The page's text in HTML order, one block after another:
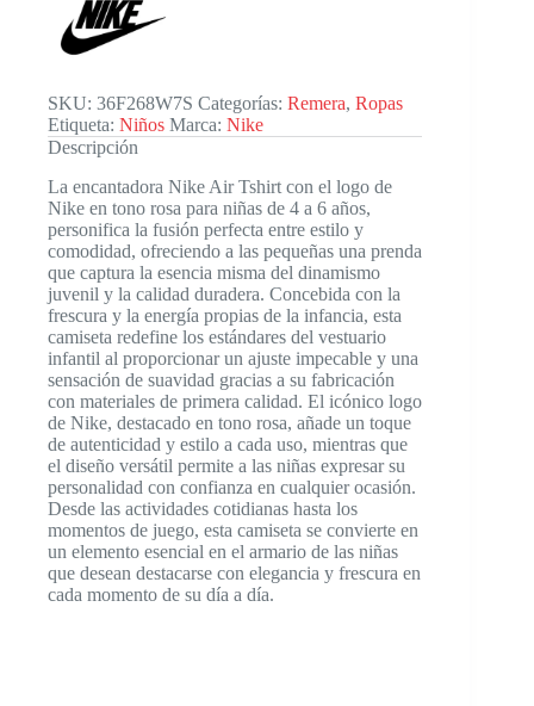
SKU: 36F268W7S Categorías: Remera, Ropas
Etiqueta: Niños Marca: Nike
Descripción
La encantadora Nike Air Tshirt con el logo de
Nike en tono rosa para niñas de 4 a 6 años,
personifica la fusión perfecta entre estilo y
comodidad, ofreciendo a las pequeñas una prenda
que captura la esencia misma del dinamismo
juvenil y la calidad duradera. Concebida con la
frescura y la energía propias de la infancia, esta
camiseta redefine los estándares del vestuario
infantil al proporcionar un ajuste impecable y una
sensación de suavidad gracias a su fabricación
con materiales de primera calidad. El icónico logo
de Nike, destacado en tono rosa, añade un toque
de autenticidad y estilo a cada uso, mientras que
el diseño versátil permite a las niñas expresar su
personalidad con confianza en cualquier ocasión.
Desde las actividades cotidianas hasta los
momentos de juego, esta camiseta se convierte en
un elemento esencial en el armario de las niñas
que desean destacarse con elegancia y frescura en
cada momento de su día a día.